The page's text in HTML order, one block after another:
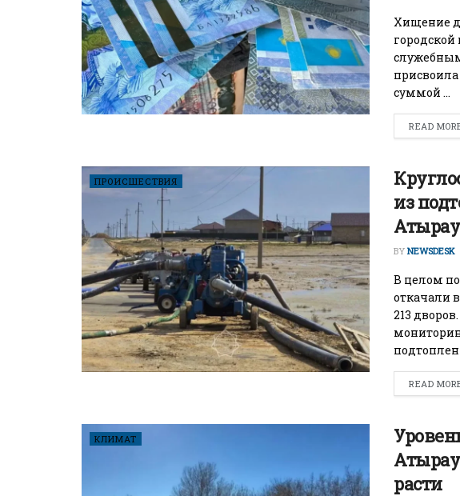
Хищение
суммой ...
READ
ПРОИСШЕСТВИЯ
из
BY NEWSDESK
В целом
откачали
213
READ
КЛИМАТ
расти